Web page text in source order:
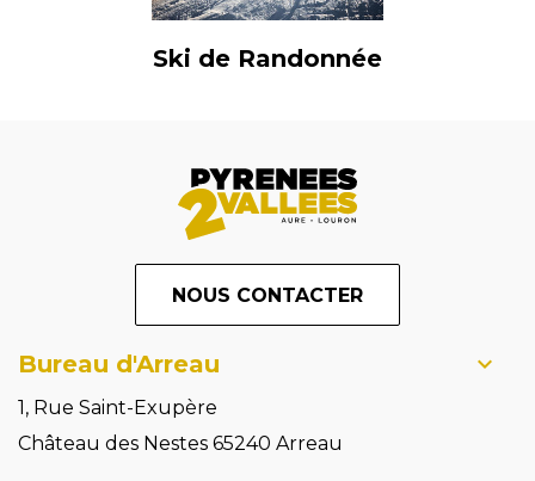
Ski de Randonnée
NOUS CONTACTER
Bureau d'Arreau
1, Rue Saint-Exupère
Château des Nestes 65240 Arreau